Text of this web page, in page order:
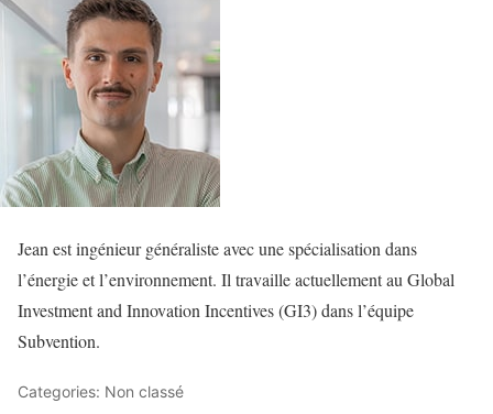
Jean est ingénieur généraliste avec une spécialisation dans
l’énergie et l’environnement. Il travaille actuellement au Global
Investment and Innovation Incentives (GI3) dans l’équipe
Subvention.
Categories: Non classé